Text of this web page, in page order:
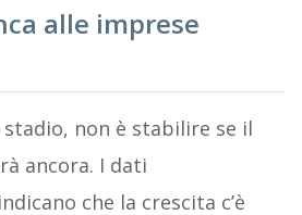
alle imprese
non è stabilire se il
ancora. I dati
che la crescita c’è